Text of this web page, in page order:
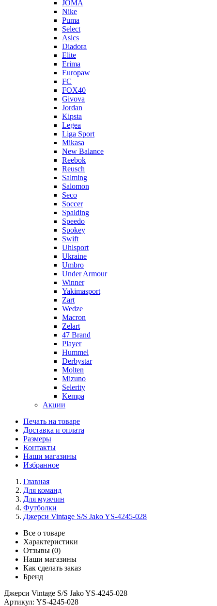
JOMA
Nike
Puma
Select
Asics
Diadora
Elite
Erima
Europaw
FC
FOX40
Givova
Jordan
Kipsta
Legea
Liga Sport
Mikasa
New Balance
Reebok
Reusch
Salming
Salomon
Seco
Soccer
Spalding
Speedo
Spokey
Swift
Uhlsport
Ukraine
Umbro
Under Armour
Winner
Yakimasport
Zart
Wedze
Macron
Zelart
47 Brand
Player
Hummel
Derbystar
Molten
Mizuno
Selerity
Kempa
Акции
Печать на товаре
Доставка и оплата
Размеры
Контакты
Наши магазины
Избранное
Главная
Для команд
Для мужчин
Футболки
Джерси Vintage S/S Jako YS-4245-028
Все о товаре
Характеристики
Отзывы (0)
Наши магазины
Как сделать заказ
Бренд
Джерси Vintage S/S Jako YS-4245-028
Артикул: YS-4245-028